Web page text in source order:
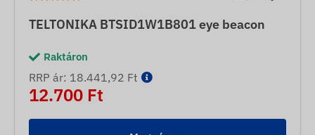
TELTONIKA BTSID1W1B801 eye beacon
Raktáron
RRP ár: 18.441,92 Ft
12.700 Ft